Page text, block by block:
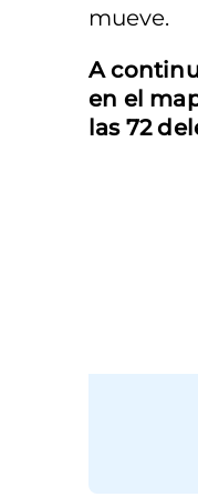
mueve.
A
en el
las 72